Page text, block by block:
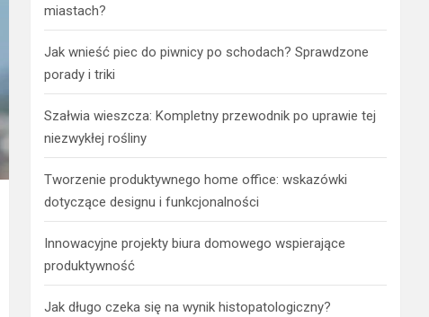
miastach?
Jak wnieść piec do piwnicy po schodach? Sprawdzone
porady i triki
Szałwia wieszcza: Kompletny przewodnik po uprawie tej
niezwykłej rośliny
Tworzenie produktywnego home office: wskazówki
dotyczące designu i funkcjonalności
Innowacyjne projekty biura domowego wspierające
produktywność
Jak długo czeka się na wynik histopatologiczny?